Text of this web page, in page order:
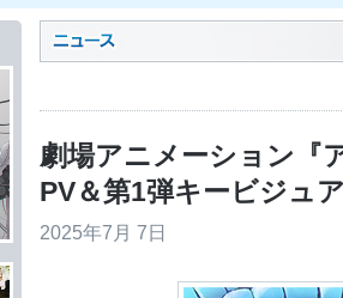
劇場アニメーション『
PV＆第1弾キービジュ
2025年7月 7日